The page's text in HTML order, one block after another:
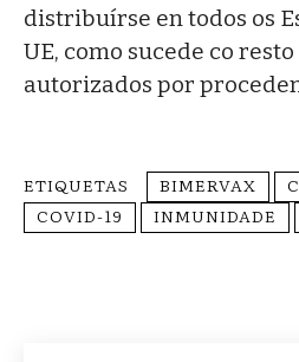
distribuírse en todos os
UE, como sucede co
autorizados por
ETIQUETAS BIMERVAX
COVID-19
INMUNIDADE